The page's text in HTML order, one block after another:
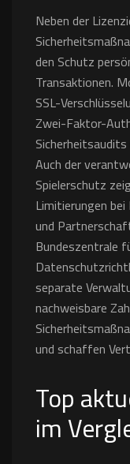
Neben der
den Schutz
Transaktionen.
SSL-
Zwei-Faktor-
Auch der
Spielerschutz
Limitierungen
und
Bundeszentrale
separate
nachweisbare
und schaffen
Top
im